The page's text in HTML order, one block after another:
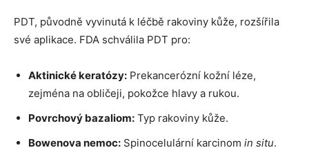
PDT, původně vyvinutá k léčbě rakoviny kůže, rozšířila
své aplikace. FDA schválila PDT pro:
Aktinické keratózy: Prekancerózní kožní léze,
zejména na obličeji, pokožce hlavy a rukou.
Povrchový bazaliom: Typ rakoviny kůže.
Bowenova nemoc: Spinocelulární karcinom in situ.